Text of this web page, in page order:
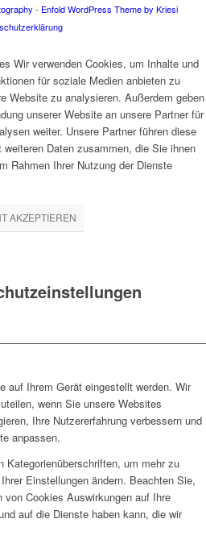
- Enfold WordPress Theme by Kriesi
Wir verwenden Cookies, um Inhalte und
für soziale Medien anbieten zu
Website zu analysieren. Außerdem geben
unserer Website an unsere Partner für
weiter. Unsere Partner führen diese
Daten zusammen, die Sie ihnen
Rahmen Ihrer Nutzung der Dienste
AKZEPTIEREN
auf Ihrem Gerät eingestellt werden. Wir
wenn Sie unsere Websites
Ihre Nutzererfahrung verbessern und
anpassen.
Kategorienüberschriften, um mehr zu
Einstellungen ändern. Beachten Sie,
Cookies Auswirkungen auf Ihre
auf die Dienste haben kann, die wir